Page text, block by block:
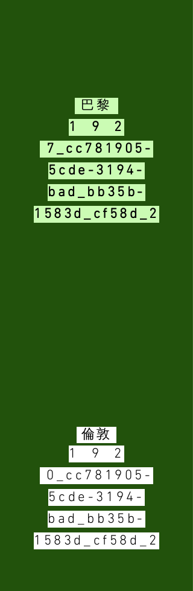
巴黎
1 9 2
7_cc781905-
5cde-3194-
bad_bb35b-
1583d_cf58d_2
倫敦
1 9 2
0_cc781905-
5cde-3194-
bad_bb35b-
1583d_cf58d_2